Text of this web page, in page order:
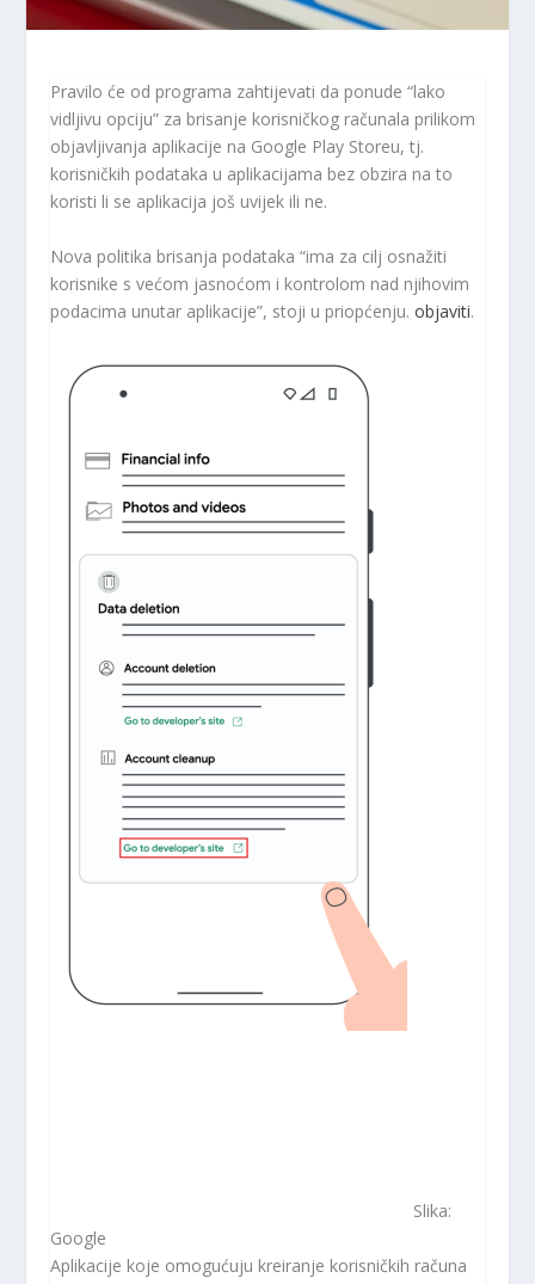
Pravilo će od programa zahtijevati da ponude “lako
vidljivu opciju” za brisanje korisničkog računala prilikom
objavljivanja aplikacije na Google Play Storeu, tj.
korisničkih podataka u aplikacijama bez obzira na to
koristi li se aplikacija još uvijek ili ne.
Nova politika brisanja podataka “ima za cilj osnažiti
korisnike s većom jasnoćom i kontrolom nad njihovim
podacima unutar aplikacije”, stoji u priopćenju.objaviti.
Slika:
Google
Aplikacije koje omogućuju kreiranje korisničkih računa